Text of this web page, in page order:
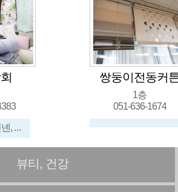
면옥스포드, 린넨, 100수, 인견, 침구 소품
쌍둥이전동커
1층
051-636-1674
뷰티, 건강